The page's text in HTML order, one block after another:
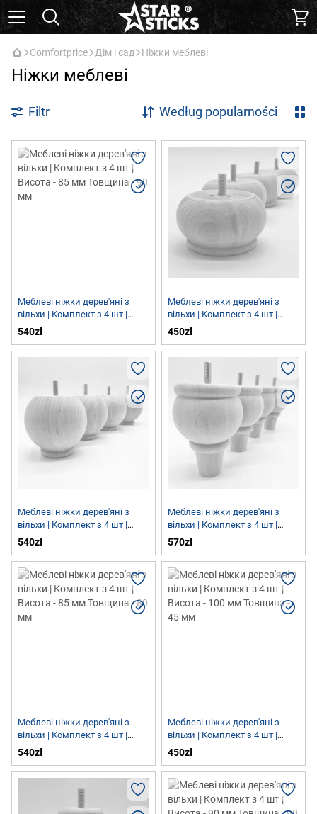
Comfortprice Дім і сад Ніжки меблеві
Ніжки меблеві
Filtr Według popularności
Меблеві ніжки дерев'яні з
вільхи | Комплект з 4 шт |
Висота - 85 мм Товщина - 90
540zł
Меблеві ніжки дерев'яні з
вільхи | Комплект з 4 шт |
Висота - 45мм Товщина - 80
450zł
Меблеві ніжки дерев'яні з
вільхи | Комплект з 4 шт |
Висота - 80 мм Товщина - 85
540zł
Меблеві ніжки дерев'яні з
вільхи | Комплект з 4 шт |
Висота - 100 мм Толщина - 75
570zł
Меблеві ніжки дерев'яні з
вільхи | Комплект з 4 шт |
Висота - 85 мм Товщина - 80
540zł
Меблеві ніжки дерев'яні з
вільхи | Комплект з 4 шт |
Висота - 100 мм Товщина - 45
450zł